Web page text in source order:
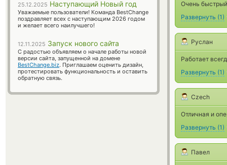
Очень
Развернуть (1)
Руслан
Работает
Развернуть (1)
Czech
Отличная и
Развернуть (1)
Павел
25.12.2025 Наступающий Новый год
Уважаемые пользователи! Команда BestChange
поздравляет всех с наступающим 2026 годом
и желает всего наилучшего!
12.11.2025 Запуск нового сайта
С радостью объявляем о начале работы новой
версии сайта, запущенной на домене
BestChange.biz. Приглашаем оценить дизайн,
протестировать функциональность и оставить
обратную связь.